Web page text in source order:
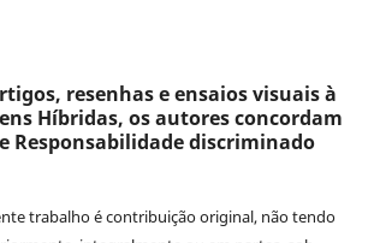
resenhas e ensaios visuais à
Híbridas, os autores concordam
Responsabilidade discriminado
trabalho é contribuição original, não tendo